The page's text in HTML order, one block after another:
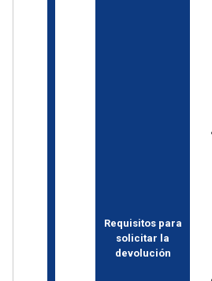
Requisitos para
solicitar la
devolución